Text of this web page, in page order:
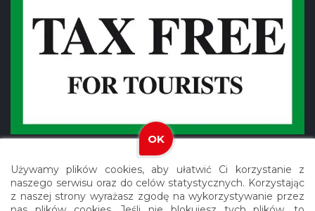
Używamy plików cookies, aby ułatwić Ci korzystanie z
naszego serwisu oraz do celów statystycznych. Korzystając
z naszej strony wyrażasz zgodę na wykorzystywanie przez
OK